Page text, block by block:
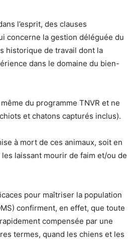
l’esprit, des clauses
concerne la gestion déléguée du
historique de travail dont la
dans le domaine du bien-
du programme TNVR et ne
et chatons capturés inclus).
à mort de ces animaux, soit en
laissant mourir de faim et/ou de
pour maîtriser la population
confirment, en effet, que toute
compensée par une
termes, quand les chiens et les